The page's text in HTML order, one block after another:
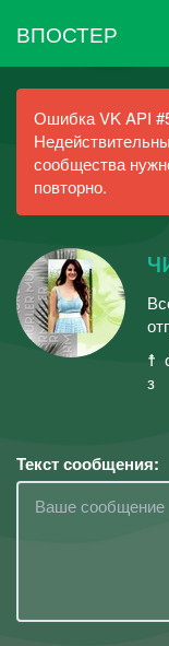
ВПОСТЕР
Ошибка VK API
сообщества
повторно.
☨ ㅤ ㅤㅤсㅤ ㅤ
ㅤзㅤ ㅤ ㅤㅤㅤㅤ
Текст сообщения: